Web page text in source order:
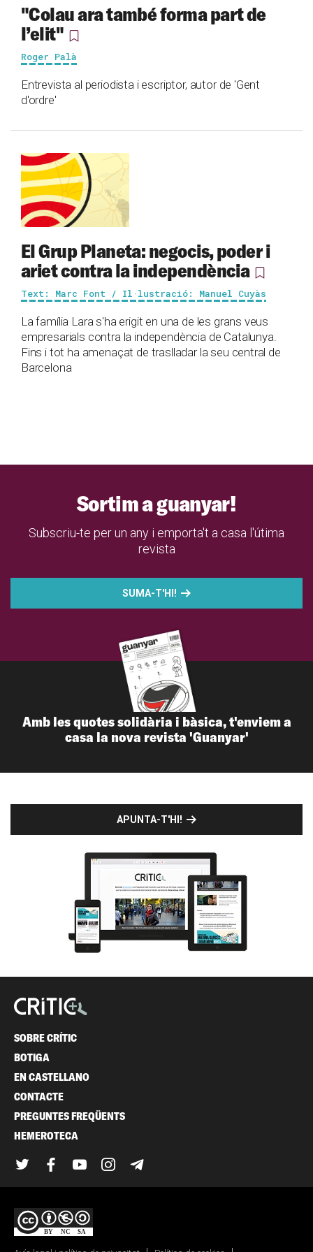
"Colau ara també forma part de
l’elit"
Roger Palà
Entrevista al periodista i escriptor, autor de 'Gent
d'ordre'
El Grup Planeta: negocis, poder i
ariet contra la independència
Text: Marc Font / Il·lustració: Manuel Cuyàs
La família Lara s'ha erigit en una de les grans veus
empresarials contra la independència de Catalunya.
Fins i tot ha amenaçat de traslladar la seu central de
Barcelona
Sortim a guanyar!
Subscriu-te per un any i emporta't a casa l'útima
revista
SUMA-T'HI!
Amb les quotes solidària i bàsica, t'enviem a
casa la nova revista 'Guanyar'
APUNTA-T'HI!
SOBRE CRÍTIC
BOTIGA
EN CASTELLANO
CONTACTE
PREGUNTES FREQÜENTS
HEMEROTECA
TwitterFacebook
YouTubeInstagram